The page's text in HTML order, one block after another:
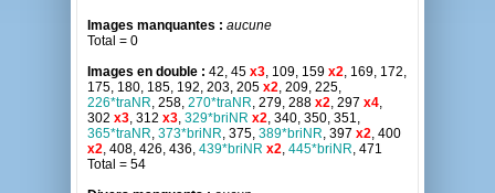
Images manquantes : aucune
Total = 0
Images en double : 42, 45 x3, 109, 159 x2, 169, 172,
175, 180, 185, 192, 203, 205 x2, 209, 225,
226*traNR, 258, 270*traNR, 279, 288 x2, 297 x4,
302 x3, 312 x3, 329*briNR x2, 340, 350, 351,
365*traNR, 373*briNR, 375, 389*briNR, 397 x2, 400
x2, 408, 426, 436, 439*briNR x2, 445*briNR, 471
Total = 54